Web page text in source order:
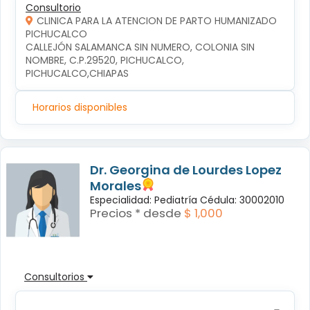
Consultorio
CLINICA PARA LA ATENCION DE PARTO HUMANIZADO
PICHUCALCO
CALLEJÓN SALAMANCA SIN NUMERO, COLONIA SIN
NOMBRE, C.P.29520, PICHUCALCO,
PICHUCALCO,CHIAPAS
Horarios disponibles
Dr. Georgina de Lourdes Lopez
Morales
Especialidad: Pediatría Cédula: 30002010
Precios * desde $ 1,000
Consultorios